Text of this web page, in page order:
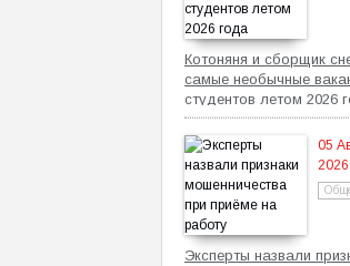
Котоняня и сборщик
самые необычные
студентов летом 2026
05
Эксперты назвали